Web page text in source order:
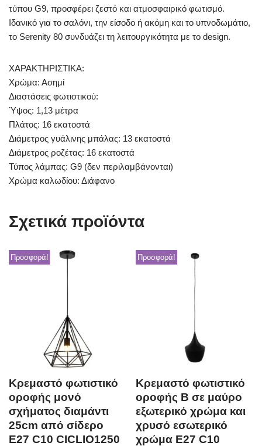
τύπου G9, προσφέρει ζεστό και ατμοσφαιρικό φωτισμό.
Ιδανικό για το σαλόνι, την είσοδο ή ακόμη και το υπνοδωμάτιο,
το Serenity 80 συνδυάζει τη λειτουργικότητα με το design.
ΧΑΡΑΚΤΗΡΙΣΤΙΚΑ:
Χρώμα: Ασημί
Διαστάσεις φωτιστικού:
Ύψος: 1,13 μέτρα
Πλάτος: 16 εκατοστά
Διάμετρος γυάλινης μπάλας: 13 εκατοστά
Διάμετρος ροζέτας: 16 εκατοστά
Τύπος λάμπας: G9 (δεν περιλαμβάνονται)
Χρώμα καλωδίου: Διάφανο
Σχετικά προϊόντα
Προσφορά!
Κρεμαστό φωτιστικό
οροφής μονό
σχήματος διαμάντι
25cm από σίδερο
E27 C10 CICLIO1250
Προσφορά!
Κρεμαστό φωτιστικό
οροφής B σε μαύρο
εξωτερικό χρώμα και
χρυσό εσωτερικό
χρώμα E27 C10